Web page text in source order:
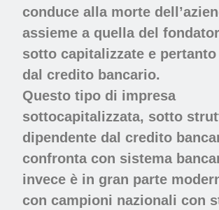
conduce alla morte
assieme a quella del
sotto capitalizzate e
dal credito bancario.
Questo tipo di impresa
sottocapitalizzata, sotto
dipendente dal credito
confronta con sistema
invece è in gran parte
con campioni nazionali con